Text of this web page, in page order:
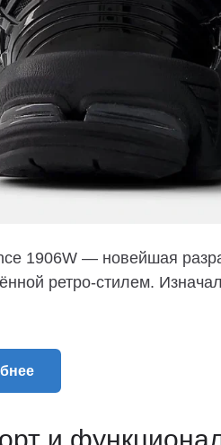
1906W — новейшая
ретро-стилем.